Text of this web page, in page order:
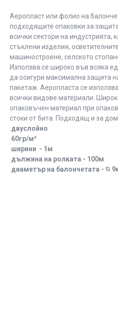
Аеропласт или фолио на
подходящите опаковки за
всички сектори на индустрията,
стъклени изделия,
машиностроене, селското
Използва се широко във всяка
да осигури максимална защита
пакетаж. Аеропласта се
всички видове материали.
опаковъчен материал при
стоки от бита. Подходящ и за
двуслойно
60гр/м²
ширини - 1м
дължина на ролката - 100м
диаметър на балончетата - ⦰